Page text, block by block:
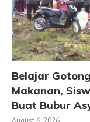
Belajar
Makanan,
Buat Bubur